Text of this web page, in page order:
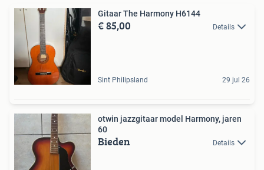
Gitaar The Harmony H6144
€ 85,00 Details
Sint Philipsland 29 jul 26
otwin jazzgitaar model Harmony, jaren
60
Bieden Details